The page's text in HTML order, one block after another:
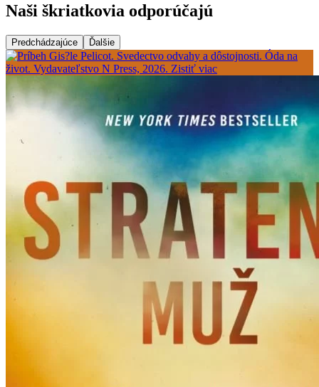
Naši škriatkovia odporúčajú
Predchádzajúce Ďalšie